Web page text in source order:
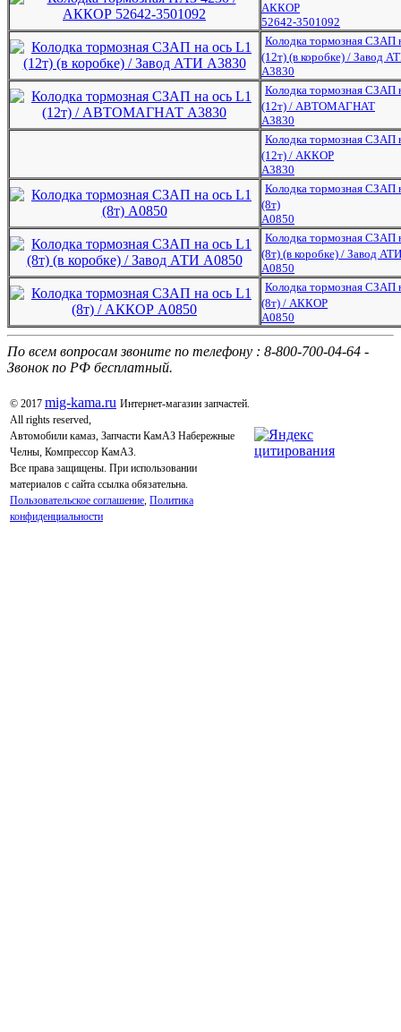
АККОР
52642-3501092
Колодка тормозная СЗАП
(12т) (в коробке) / Завод
А3830
Колодка тормозная СЗАП
(12т) / АВТОМАГНАТ
А3830
Колодка тормозная СЗАП
(12т) / АККОР
А3830
Колодка тормозная СЗАП
(8т)
А0850
Колодка тормозная СЗАП
(8т) (в коробке) / Завод АТИ
А0850
Колодка тормозная СЗАП
(8т) / АККОР
А0850
По всем вопросам звоните по телефону : 8-800-700-04-64 -
Звонок по РФ бесплатный.
© 2017 mig-kama.ru Интернет-магазин запчастей.
All rights reserved,
Автомобили камаз, Запчасти КамАЗ Набережные
Челны, Компрессор КамАЗ.
Все права защищены. При использовании
материалов с сайта ссылка обязательна.
Пользовательское соглашение, Политика
конфиденциальности